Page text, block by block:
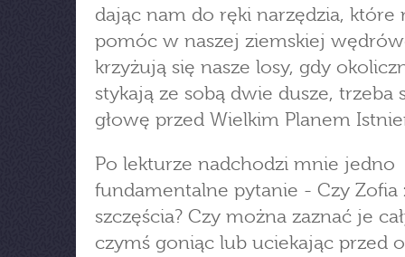
dając nam do ręki narzędzia, które
pomóc w naszej ziemskiej
krzyżują się nasze losy, gdy
stykają ze sobą dwie dusze, trzeba
głowę przed Wielkim Planem
Po lekturze nadchodzi mnie jedno
fundamentalne pytanie - Czy Zofia
szczęścia? Czy można zaznać je
czymś goniąc lub uciekając przed